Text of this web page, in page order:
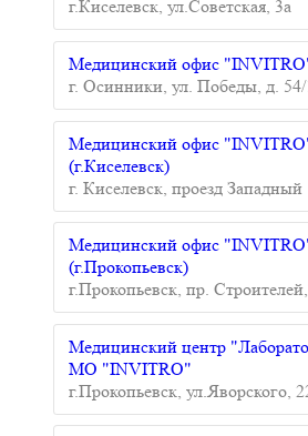
г.Киселевск, ул.Советская, 3а
Медицинский офис
г. Осинники, ул. Победы, д. 54/
Медицинский офис
(г.Киселевск)
г. Киселевск, проезд Западный
Медицинский офис
(г.Прокопьевск)
г.Прокопьевск, пр.
Медицинский центр
МО "INVITRO"
г.Прокопьевск, ул.Яворского,